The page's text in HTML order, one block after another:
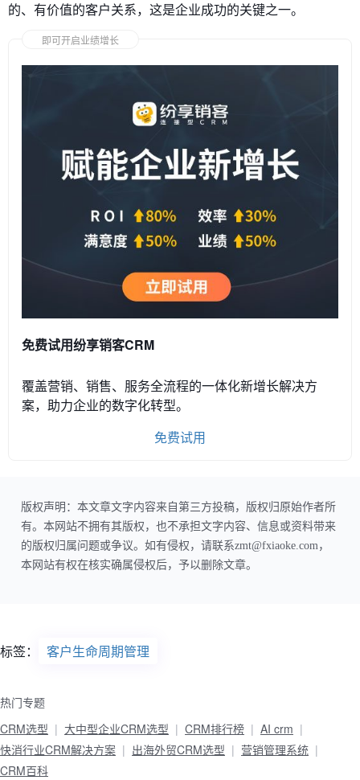
的、有价值的客户关系，这是企业成功的关键之一。
即可开启业绩增长
免费试用纷享销客CRM
覆盖营销、销售、服务全流程的一体化新增长解决方
案，助力企业的数字化转型。
免费试用
版权声明：本文章文字内容来自第三方投稿，版权归原始作者所
有。本网站不拥有其版权，也不承担文字内容、信息或资料带来
的版权归属问题或争议。如有侵权，请联系zmt@fxiaoke.com，
本网站有权在核实确属侵权后，予以删除文章。
标签： 客户生命周期管理
热门专题
CRM选型
大中型企业CRM选型 CRM排行榜
AI crm
快消行业CRM解决方案
出海外贸CRM选型
营销管理系统
CRM百科